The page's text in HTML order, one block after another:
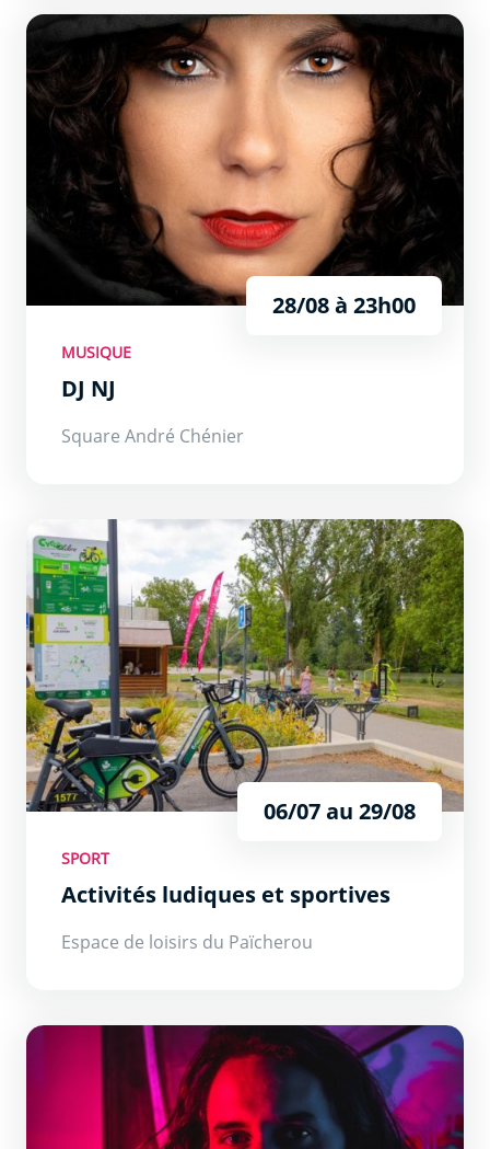
DJ NJ
28/08 à 23h00
MUSIQUE
DJ NJ
Square André Chénier
Activités ludiques et sportives
06/07 au 29/08
SPORT
Activités ludiques et sportives
Espace de loisirs du Païcherou
DJ Akim